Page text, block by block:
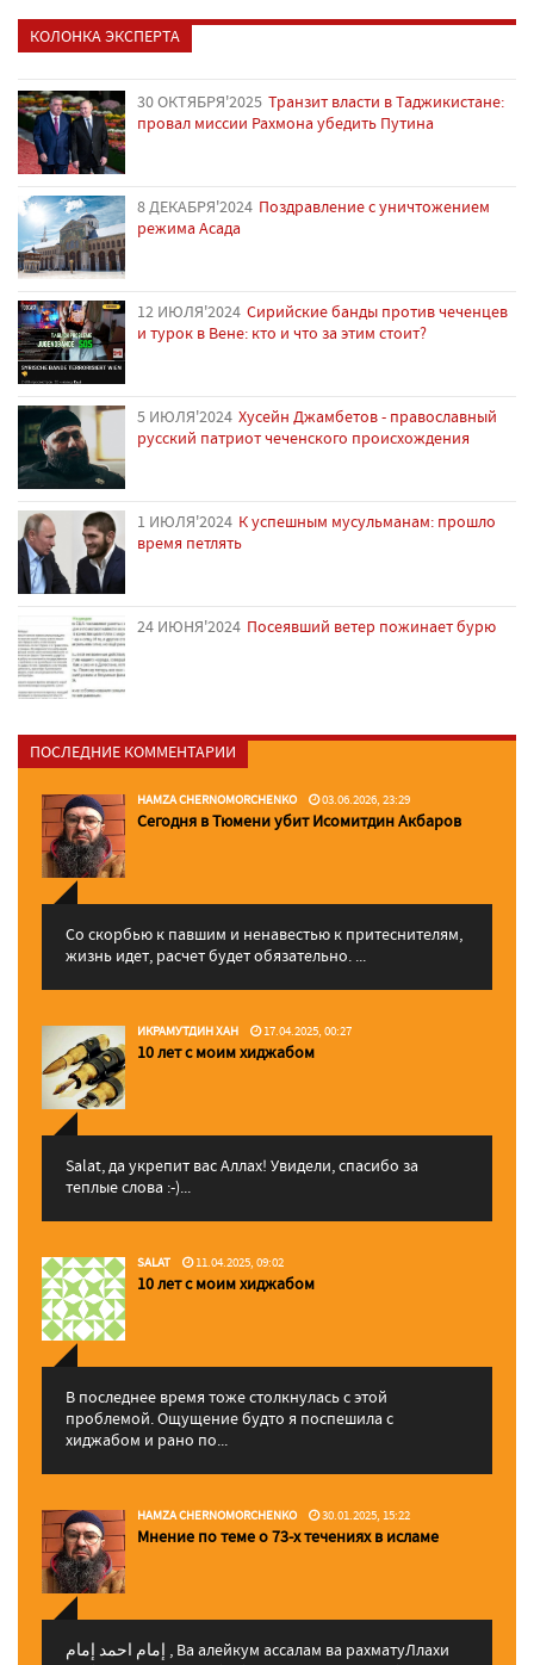
КОЛОНКА ЭКСПЕРТА
30 ОКТЯБРЯ'2025 Транзит власти в Таджикистане:
провал миссии Рахмона убедить Путина
8 ДЕКАБРЯ'2024 Поздравление с уничтожением
режима Асада
12 ИЮЛЯ'2024 Сирийские банды против чеченцев
и турок в Вене: кто и что за этим стоит?
5 ИЮЛЯ'2024 Хусейн Джамбетов - православный
русский патриот чеченского происхождения
1 ИЮЛЯ'2024 К успешным мусульманам: прошло
время петлять
24 ИЮНЯ'2024 Посеявший ветер пожинает бурю
ПОСЛЕДНИЕ КОММЕНТАРИИ
HAMZA CHERNOMORCHENKO 03.06.2026, 23:29
Сегодня в Тюмени убит Исомитдин Акбаров
Со скорбью к павшим и ненавестью к притеснителям,
жизнь идет, расчет будет обязательно. ...
ИКРАМУТДИН ХАН 17.04.2025, 00:27
10 лет с моим хиджабом
Salat, да укрепит вас Аллаx! Увидели, спасибо за
теплые слова :-)...
SALAT 11.04.2025, 09:02
10 лет с моим хиджабом
В последнее время тоже столкнулась с этой
проблемой. Ощущение будто я поспешила с
хиджабом и рано по...
HAMZA CHERNOMORCHENKO 30.01.2025, 15:22
Мнение по теме о 73-х течениях в исламе
إمام احمد إمام , Ва алейкум ассалам ва рахматуЛлахи